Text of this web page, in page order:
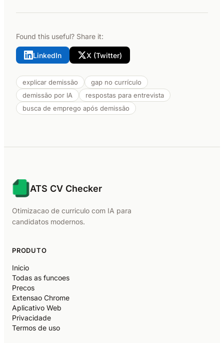
Found this useful? Share it:
LinkedIn X (Twitter)
explicar demissão
gap no currículo
demissão por IA
respostas para entrevista
busca de emprego após demissão
ATS CV Checker
Otimizacao de curriculo com IA para
candidatos modernos.
PRODUTO
Inicio
Todas as funcoes
Precos
Extensao Chrome
Aplicativo Web
Privacidade
Termos de uso